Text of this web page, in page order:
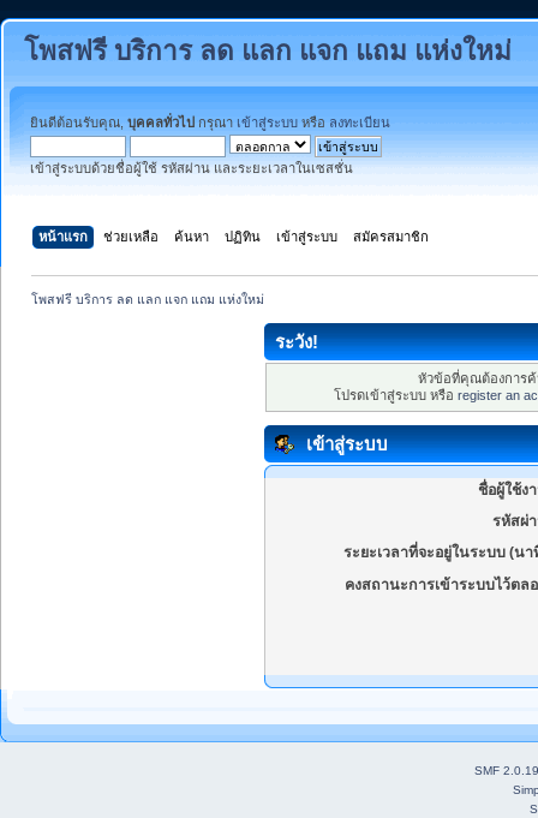
โพสฟรี บริการ ลด แลก แจก แถม แห่งใหม่
ยินดีต้อนรับคุณ, บุคคลทั่วไป กรุณา เข้าสู่ระบบ หรือ ลงทะเบียน
เข้าสู่ระบบด้วยชื่อผู้ใช้ รหัสผ่าน และระยะเวลาในเซสชั่น
หน้าแรก ช่วยเหลือ ค้นหา ปฏิทิน เข้าสู่ระบบ สมัครสมาชิก
โพสฟรี บริการ ลด แลก แจก แถม แห่งใหม่
ระวัง!
หัวข้อที่คุณต้องการ
โปรดเข้าสู่ระบบ หรือ register an
เข้าสู่ระบบ
ชื่อผู้ใช้ง
รหัสผ่
ระยะเวลาที่จะอยู่ในระบบ (นา
คงสถานะการเข้าระบบไว้ตล
SMF 2.0.19